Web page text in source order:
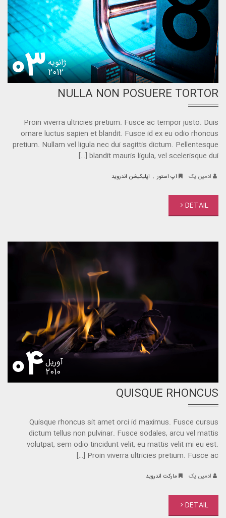
03ژانویه
2012
NULLA NON POSUERE TORTOR
Proin viverra ultricies pretium. Fusce ac tempor justo. Duis
ornare luctus sapien et blandit. Fusce id ex eu odio rhoncus
pretium. Nullam vel ligula nec dui sagittis dictum. Pellentesque
blandit mauris ligula, vel scelerisque dui […]
ادمین یک اپ استور . اپلیکیشن اندروید
DETAIL
04آوریل
2010
QUISQUE RHONCUS
Quisque rhoncus sit amet orci id maximus. Fusce cursus
dictum tellus non pulvinar. Fusce sodales, arcu vel mattis
volutpat, sem odio tincidunt velit, eu mattis velit mi eu est.
Proin viverra ultricies pretium. Fusce ac […]
ادمین یک مارکت اندروید
DETAIL